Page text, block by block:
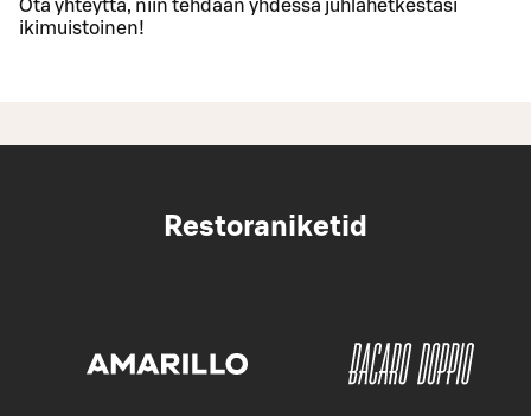
Ota yhteyttä, niin tehdään yhdessä juhlahetkestäsi
ikimuistoinen!
Restoraniketid